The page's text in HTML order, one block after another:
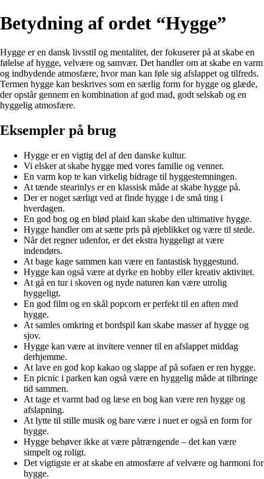
Betydning af ordet “Hygge”
Hygge er en dansk livsstil og mentalitet, der fokuserer på at skabe en
følelse af hygge, velvære og samvær. Det handler om at skabe en varm
og indbydende atmosfære, hvor man kan føle sig afslappet og tilfreds.
Termen hygge kan beskrives som en særlig form for hygge og glæde,
der opstår gennem en kombination af god mad, godt selskab og en
hyggelig atmosfære.
Eksempler på brug
Hygge er en vigtig del af den danske kultur.
Vi elsker at skabe hygge med vores familie og venner.
En varm kop te kan virkelig bidrage til hyggestemningen.
At tænde stearinlys er en klassisk måde at skabe hygge på.
Der er noget særligt ved at finde hygge i de små ting i
hverdagen.
En god bog og en blød plaid kan skabe den ultimative hygge.
Hygge handler om at sætte pris på øjeblikket og være til stede.
Når det regner udenfor, er det ekstra hyggeligt at være
indendørs.
At bage kage sammen kan være en fantastisk hyggestund.
Hygge kan også være at dyrke en hobby eller kreativ aktivitet.
At gå en tur i skoven og nyde naturen kan være utrolig
hyggeligt.
En god film og en skål popcorn er perfekt til en aften med
hygge.
At samles omkring et bordspil kan skabe masser af hygge og
sjov.
Hygge kan være at invitere venner til en afslappet middag
derhjemme.
At lave en god kop kakao og slappe af på sofaen er ren hygge.
En picnic i parken kan også være en hyggelig måde at tilbringe
tid sammen.
At tage et varmt bad og læse en bog kan være ren hygge og
afslapning.
At lytte til stille musik og bare være i nuet er også en form for
hygge.
Hygge behøver ikke at være påtrængende – det kan være
simpelt og roligt.
Det vigtigste er at skabe en atmosfære af velvære og harmoni for
hygge.